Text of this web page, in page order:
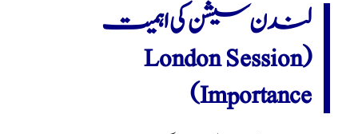
لندن سیشن کی اہمیت
(London Session
Importance)